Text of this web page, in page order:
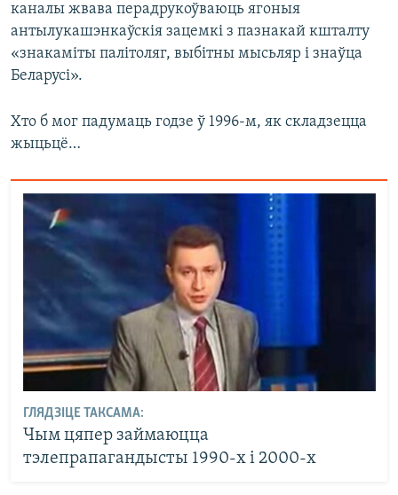
каналы жвава перадрукоўваюць ягоныя
антылукашэнкаўскія зацемкі з пазнакай кшталту
«знакаміты палітоляг, выбітны мысьляр і знаўца
Беларусі».
Хто б мог падумаць годзе ў 1996-м, як складзецца
жыцьцё…
ГЛЯДЗІЦЕ ТАКСАМА:
Чым цяпер займаюцца
тэлепрапагандысты 1990-х і 2000-х